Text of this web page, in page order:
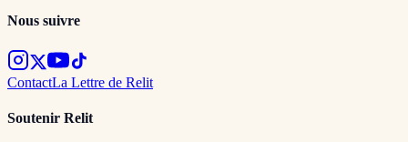
Nous suivre
ContactLa Lettre de Relit
Soutenir Relit